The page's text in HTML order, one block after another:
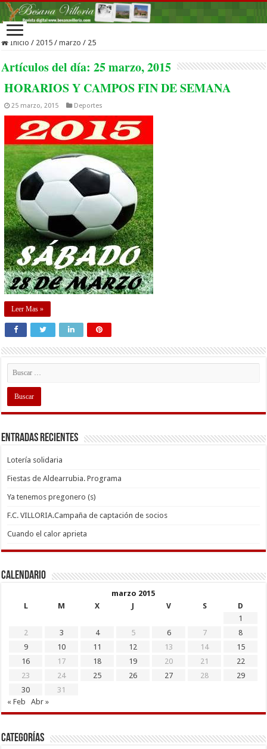
Inicio / 2015 / marzo / 25
Artículos del día:25 marzo, 2015
HORARIOS Y CAMPOS FIN DE SEMANA
25 marzo, 2015 Deportes
Leer Mas »
Entradas recientes
Lotería solidaria
Fiestas de Aldearrubia. Programa
Ya tenemos pregonero (s)
F.C. VILLORIA.Campaña de captación de socios
Cuando el calor aprieta
Calendario
marzo 2015
L
M X J V S
D
1
2
3 4 5 6 7
8
9
10 11 12 13 14
15
16
17 18 19 20 21
22
23
24 25 26 27 28
29
30
31
« Feb
Abr »
Categorías